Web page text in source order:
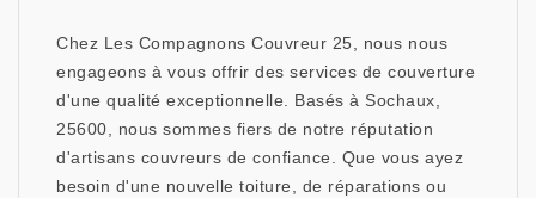
Chez Les Compagnons Couvreur 25, nous nous
engageons à vous offrir des services de couverture
d'une qualité exceptionnelle. Basés à Sochaux,
25600, nous sommes fiers de notre réputation
d'artisans couvreurs de confiance. Que vous ayez
besoin d'une nouvelle toiture, de réparations ou